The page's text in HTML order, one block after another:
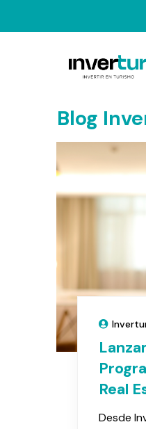
Blog
Real
Desde